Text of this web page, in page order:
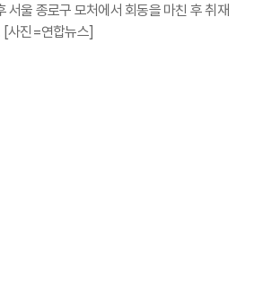
서울 종로구 모처에서 회동을 마친 후 취재
[사진=연합뉴스]